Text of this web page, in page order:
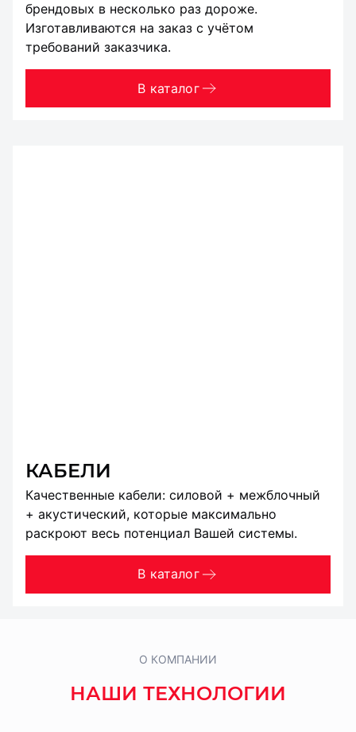
брендовых в несколько раз дороже.
Изготавливаются на заказ с учётом
требований заказчика.
В каталог
КАБЕЛИ
Качественные кабели: силовой + межблочный
+ акустический, которые максимально
раскроют весь потенциал Вашей системы.
В каталог
О КОМПАНИИ
НАШИ ТЕХНОЛОГИИ